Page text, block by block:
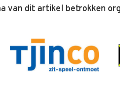
van dit artikel betrokken